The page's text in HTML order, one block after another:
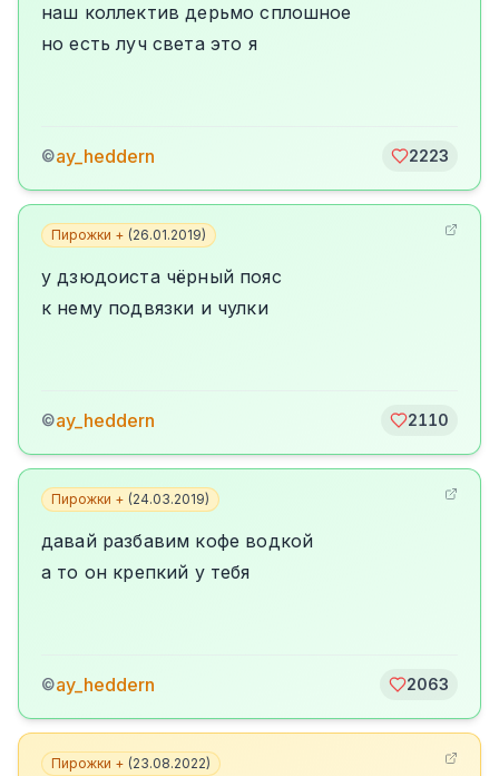
наш коллектив дерьмо сплошное
но есть луч света это я
©ay_heddern 2223
Пирожки + (26.01.2019)
у дзюдоиста чёрный пояс
к нему подвязки и чулки
©ay_heddern 2110
Пирожки + (24.03.2019)
давай разбавим кофе водкой
а то он крепкий у тебя
©ay_heddern 2063
Пирожки + (23.08.2022)